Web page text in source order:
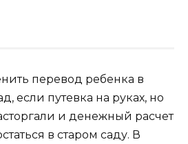
перевод ребенка в
если путевка на руках, но
и денежный расчет
в старом саду. В